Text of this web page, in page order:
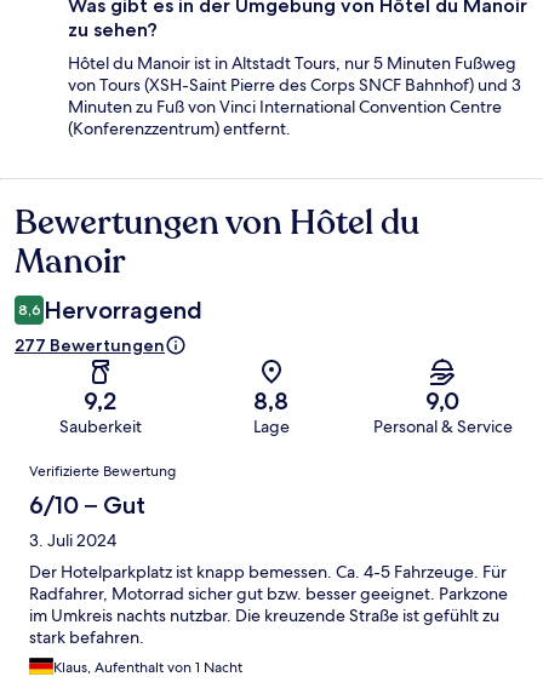
Was gibt es in der Umgebung von Hôtel du Manoir
zu sehen?
Hôtel du Manoir ist in Altstadt Tours, nur 5 Minuten Fußweg
von Tours (XSH-Saint Pierre des Corps SNCF Bahnhof) und 3
Minuten zu Fuß von Vinci International Convention Centre
(Konferenzzentrum) entfernt.
Bewertungen
Bewertungen von Hôtel du
Manoir
8,6 Hervorragend
277 Bewertungen
9,2
Sauberkeit
8,8
Lage
9,0
Personal & Service
Bewertungen
Verifizierte Bewertung
6/10 – Gut
3. Juli 2024
Der Hotelparkplatz ist knapp bemessen. Ca. 4-5 Fahrzeuge. Für
Radfahrer, Motorrad sicher gut bzw. besser geeignet. Parkzone
im Umkreis nachts nutzbar. Die kreuzende Straße ist gefühlt zu
stark befahren.
Klaus, Aufenthalt von 1 Nacht